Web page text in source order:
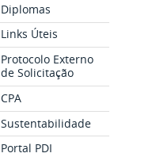
Diplomas
Links Úteis
Protocolo Externo
de Solicitação
CPA
Sustentabilidade
Portal PDI